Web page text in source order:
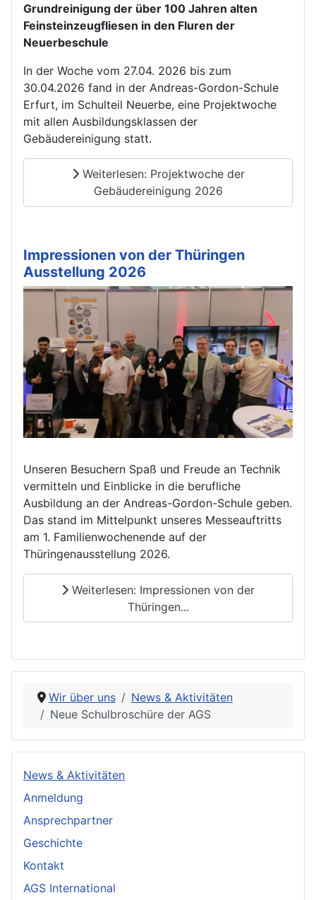
Grundreinigung der über 100 Jahren alten
Feinsteinzeugfliesen in den Fluren der
Neuerbeschule
In der Woche vom 27.04. 2026 bis zum
30.04.2026 fand in der Andreas-Gordon-Schule
Erfurt, im Schulteil Neuerbe, eine Projektwoche
mit allen Ausbildungsklassen der
Gebäudereinigung statt.
Weiterlesen: Projektwoche der
Gebäudereinigung 2026
Impressionen von der Thüringen
Ausstellung 2026
Unseren Besuchern Spaß und Freude an Technik
vermitteln und Einblicke in die berufliche
Ausbildung an der Andreas-Gordon-Schule geben.
Das stand im Mittelpunkt unseres Messeauftritts
am 1. Familienwochenende auf der
Thüringenausstellung 2026.
Weiterlesen: Impressionen von der
Thüringen...
Wir über uns
News & Aktivitäten
Neue Schulbroschüre der AGS
News & Aktivitäten
Anmeldung
Ansprechpartner
Geschichte
Kontakt
AGS International